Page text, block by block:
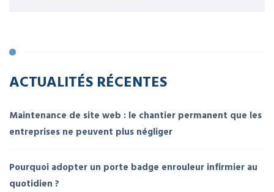
ACTUALITÉS RÉCENTES
Maintenance de site web : le chantier permanent que les
entreprises ne peuvent plus négliger
Pourquoi adopter un porte badge enrouleur infirmier au
quotidien ?